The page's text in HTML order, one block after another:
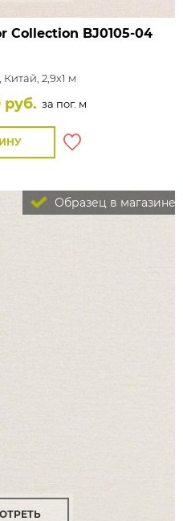
Collection BJ0105-04
Китай, 2,9x1 м
руб. за пог. м
Образец в магазине